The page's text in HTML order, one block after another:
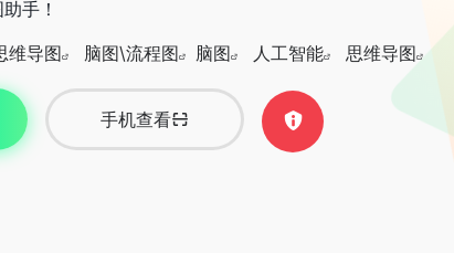
手！
维导图 脑图\流程图 脑图 人工智能 思维导图
手机查看